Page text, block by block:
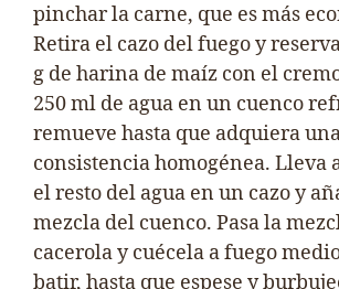
pinchar la carne, que es más
Retira el cazo del fuego y
g de harina de maíz con el
250 ml de agua en un cuenco
remueve hasta que adquiera
consistencia homogénea. Lleva
el resto del agua en un cazo y
mezcla del cuenco. Pasa la
cacerola y cuécela a fuego
batir, hasta que espese y